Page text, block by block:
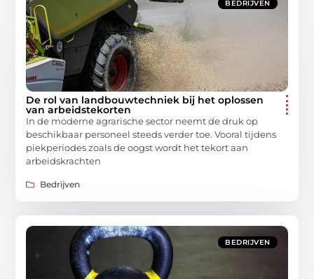
BEDRIJVEN
De rol van landbouwtechniek bij het oplossen
van arbeidstekorten
In de moderne agrarische sector neemt de druk op
beschikbaar personeel steeds verder toe. Vooral tijdens
piekperiodes zoals de oogst wordt het tekort aan
arbeidskrachten
Bedrijven
BEDRIJVEN